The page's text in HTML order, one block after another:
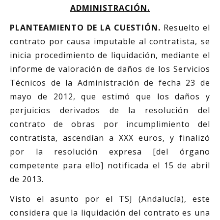
ADMINISTRACIÓN.
PLANTEAMIENTO DE LA CUESTIÓN. Resuelto el
contrato por causa imputable al contratista, se
inicia procedimiento de liquidación, mediante el
informe de valoración de daños de los Servicios
Técnicos de la Administración de fecha 23 de
mayo de 2012, que estimó que los daños y
perjuicios derivados de la resolución del
contrato de obras por incumplimiento del
contratista, ascendían a XXX euros, y finalizó
por la resolución expresa [del órgano
competente para ello] notificada el 15 de abril
de 2013.
Visto el asunto por el TSJ (Andalucía), este
considera que la liquidación del contrato es una